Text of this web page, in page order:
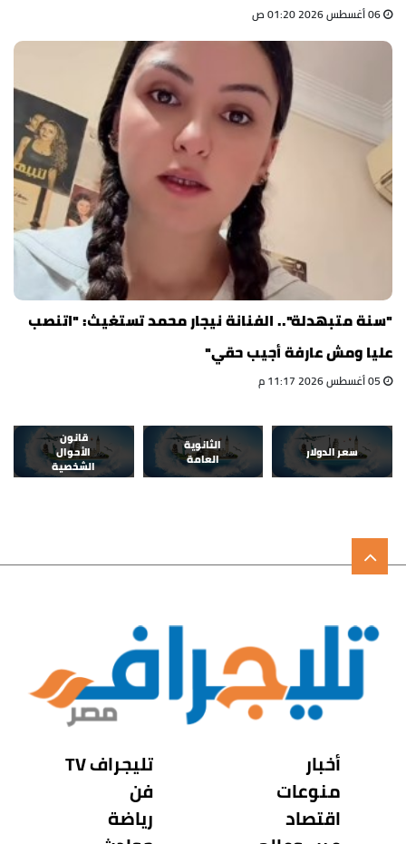
"سنة متبهدلة".. الفنانة نيجار محمد تستغيث: "اتنصب
عليا ومش عارفة أجيب حقي"
سعر الدولار
الثانوية
العامة
قانون
الأحوال
الشخصية
أخبار
منوعات
اقتصاد
تليجراف TV
فن
رياضة